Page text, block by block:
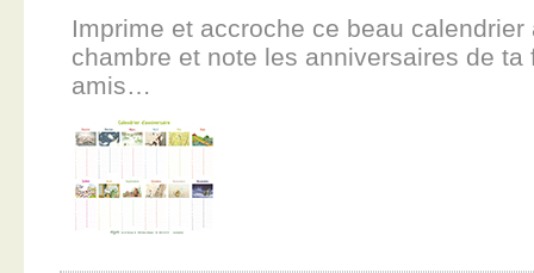
Imprime et accroche ce beau calendrier
chambre et note les anniversaires de ta
amis…